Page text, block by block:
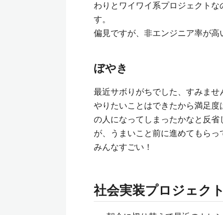
わりとワイワイ系プロジェクト
す。
偏見ですが、非エンジニア率が高
ぼやき
最近サボりがちでした、すみませ
やりたいことはできたから満足
の人になってしまったかなと反省
が、うまいこと前に進めてもらっ
みんなすごい！
社会実装プロジェク